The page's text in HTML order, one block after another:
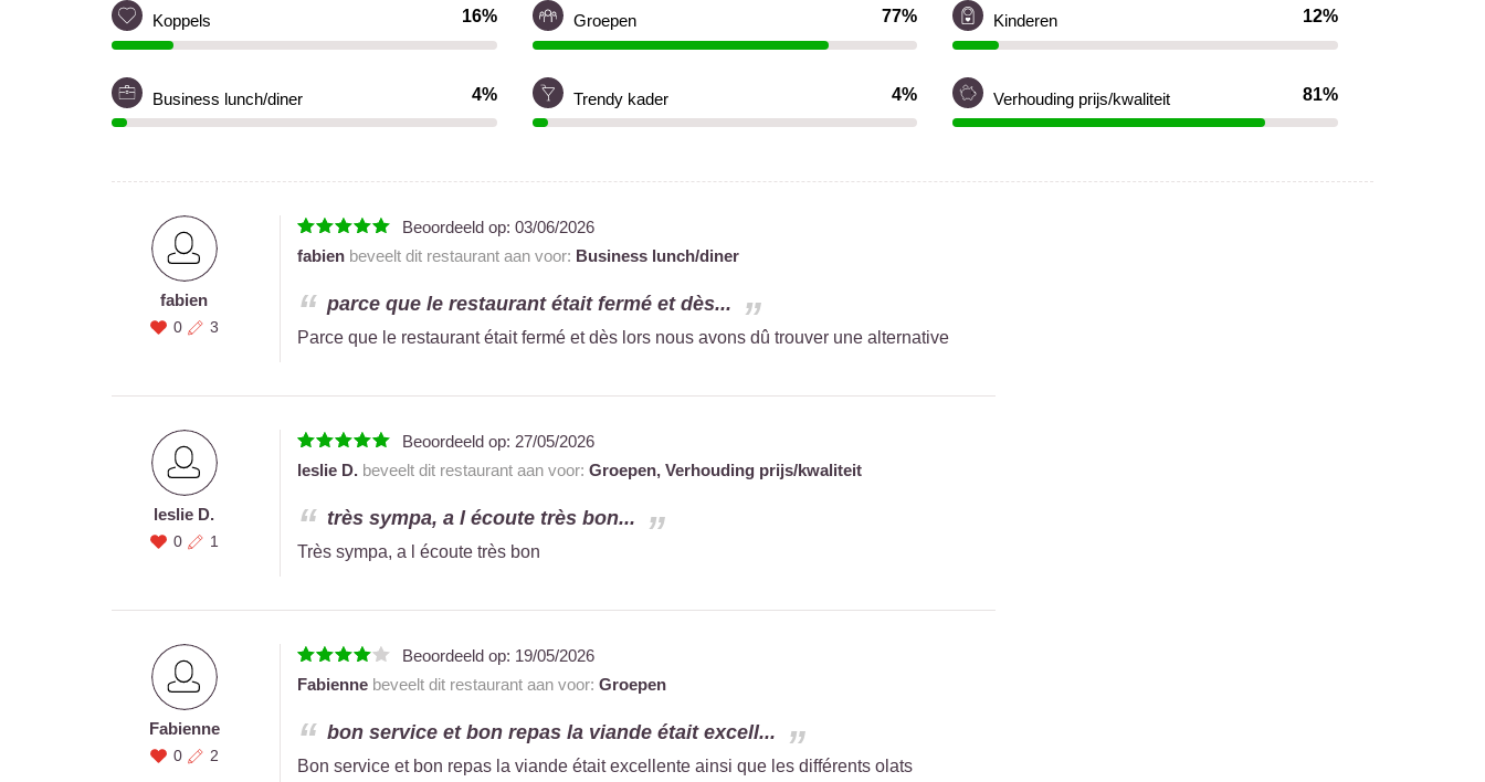
Koppels 16% Groepen 77% Kinderen 12%
Business lunch/diner 4% Trendy kader 4% Verhouding prijs/kwaliteit 81%
fabien
0 3
Beoordeeld op: 03/06/2026
fabienbeveelt dit restaurant aan voor: Business lunch/diner
parce que le restaurant était fermé et dès...
Parce que le restaurant était fermé et dès lors nous avons dû trouver une alternative
leslie D.
0 1
Beoordeeld op: 27/05/2026
leslie D.beveelt dit restaurant aan voor: Groepen, Verhouding prijs/kwaliteit
très sympa, a l écoute très bon...
Très sympa, a l écoute très bon
Fabienne
0 2
Beoordeeld op: 19/05/2026
Fabiennebeveelt dit restaurant aan voor: Groepen
bon service et bon repas la viande était excell...
Bon service et bon repas la viande était excellente ainsi que les différents olats